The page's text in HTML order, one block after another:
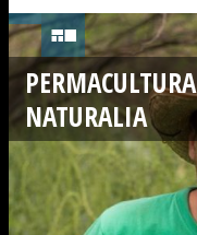
PERMACULTURA
NATURALIA